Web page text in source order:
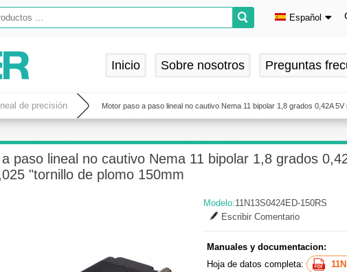
Español
Deutsch
Español
Inicio Sobre nosotros Preguntas
de precisión Motor paso a paso lineal no cautivo Nema 11 bipolar 1,8 grados 0,42A
paso lineal no cautivo Nema 11 bipolar 1,8 grados
"tornillo de plomo 150mm
Modelo:11N13S0424ED-150RS
Escribir Comentario
Manuales y documentacion:
Hoja de datos completa: